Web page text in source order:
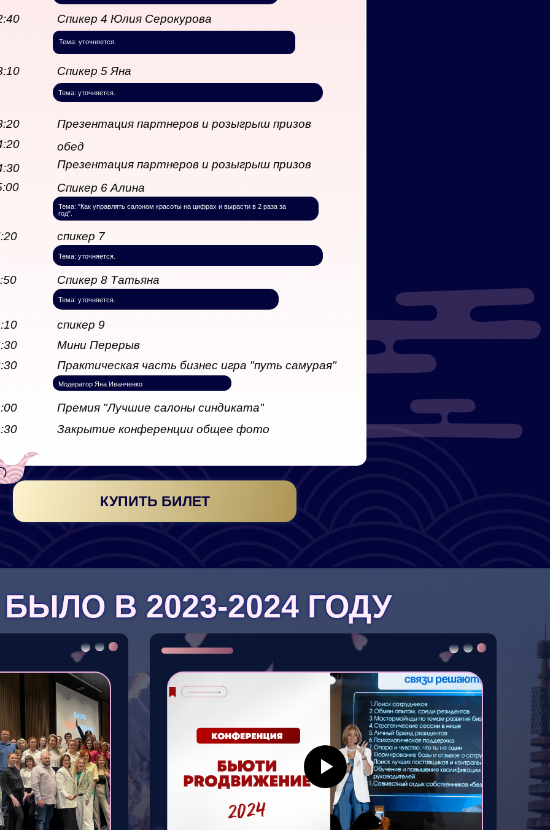
Спикер 8 Татьяна
Третьякова
Спикер 6 Алина
Троицкая
Спикер 5 Яна
Иванченко
спикер 7
лилит
Закрытие конференции общее фото
Премия "Лучшие салоны синдиката"
Практическая часть бизнес игра "путь самурая"
Мини Перерыв
Спикер 4 Юлия Серокурова
обед
Презентация партнеров и розыгрыш призов
спикер 9
Презентация партнеров и розыгрыш призов
Тема: уточняется.
Тема: "Как управлять салоном красоты на цифрах и вырасти в 2 раза за
год".
Тема: уточняется.
Тема: уточняется.
Тема: уточняется.
Модератор Яна Иванченко
КУПИТЬ БИЛЕТ
В 2023-2024 ГОДУ